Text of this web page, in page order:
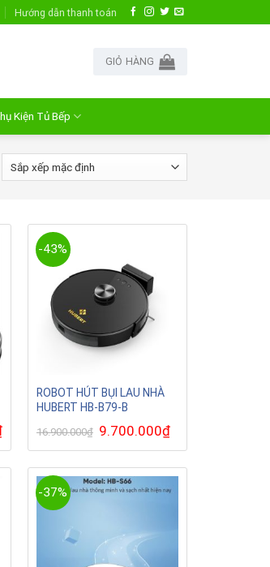
Hướng dẫn thanh toán
GIỎ HÀNG
Kiện Tủ Bếp
Giá
hiện
tại
12.500.000₫.
-43%
ROBOT HÚT BỤI LAU NHÀ
HUBERT HB-B79-B
16.900.000₫ Giá
gốc
là:
9.700.000₫Giá
hiện
tại
9.700.000₫.
-37%